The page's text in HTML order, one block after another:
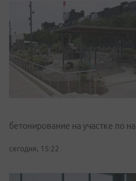
бетонирование на участке по
сегодня, 15:22